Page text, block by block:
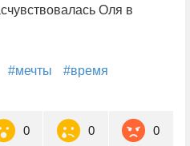
Оля в
#мечты #время
0 0 0